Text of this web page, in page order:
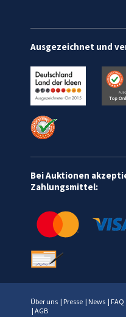
Ausgezeichnet und
Bei Auktionen
Zahlungsmittel:
Über uns | Presse | News | FAQ
| AGB